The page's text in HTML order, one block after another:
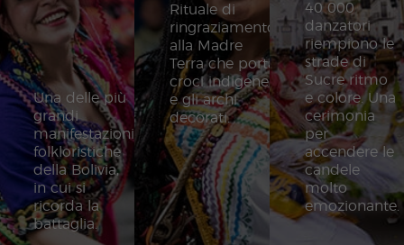
Una delle più
grandi
manifestazioni
folkloristiche
della Bolivia,
in cui si
ricorda la
battaglia.
Rituale di
ringraziamento
alla Madre
Terra che porta
croci indigene
e gli archi
decorati.
40 000
danzatori
riempiono le
strade di
Sucre ritmo
e colore. Una
cerimonia
per
accendere le
candele
molto
emozionante.